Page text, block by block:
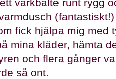
värkbälte runt rygg
fick hjälpa mig med
mina kläder, hämta
och flera gånger
så ont.